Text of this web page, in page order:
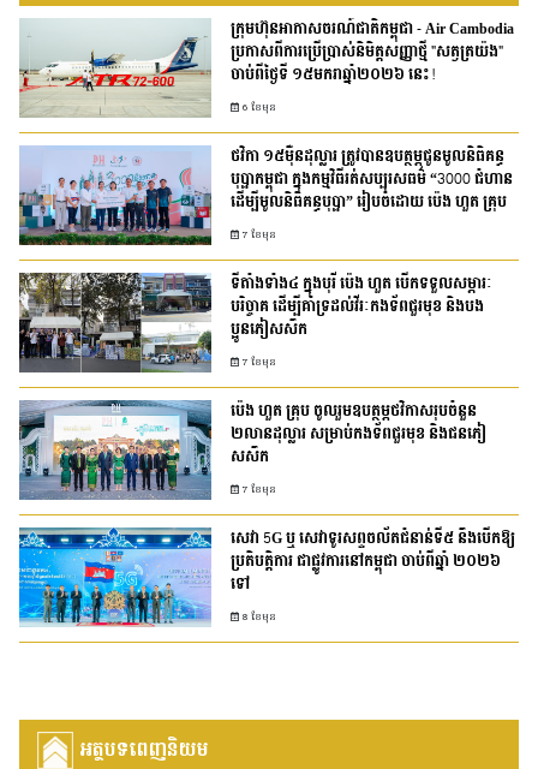
ក្រុមហ៊ុនអាកាសចរណ៍ជាតិកម្ពុជា - Air Cambodia
ប្រកាសពីការប្រើប្រាស់និមិត្តសញ្ញាថ្មី "សត្វត្រយ៉ង"
ចាប់ពីថ្ងៃទី ១៥មករាឆ្នាំ២០២៦ នេះ!
6 ខែមុន
ថវិកា ១៥ម៉ឺនដុល្លារ ត្រូវបានឧបត្ថម្ភជូនមូលនិធិគន្ធ
បុប្ផាកម្ពុជា ក្នុងកម្មវិធីរត់សប្បុរសធម៌ “3000 ជំហាន
ដើម្បីមូលនិធិគន្ធបុប្ផា” រៀបចំដោយ ប៉េង ហួត គ្រុប
7 ខែមុន
ទីតាំងទាំង៤ ក្នុងបុរី ប៉េង ហួត បើកទទួលសម្ភារៈ
បរិច្ចាគ ដើម្បីគាំទ្រដល់វីរៈកងទ័ពជួរមុខ និងបង
ប្អូនភៀសសឹក
7 ខែមុន
ប៉េង ហួត គ្រុប ចូលរួមឧបត្ថម្ភថវិកាសរុបចំនួន
២លានដុល្លារ សម្រាប់កងទ័ពជួរមុខ និងជនភៀ
សសឹក
7 ខែមុន
សេវា 5G ឬ សេវាទូរសព្ទចល័តជំនាន់ទី៥ នឹងបើកឱ្យ
ប្រតិបត្តិការ ជាផ្លូវការនៅកម្ពុជា​ ចាប់ពីឆ្នាំ ២០២៦
ទៅ
8 ខែមុន
អត្ថបទពេញនិយម